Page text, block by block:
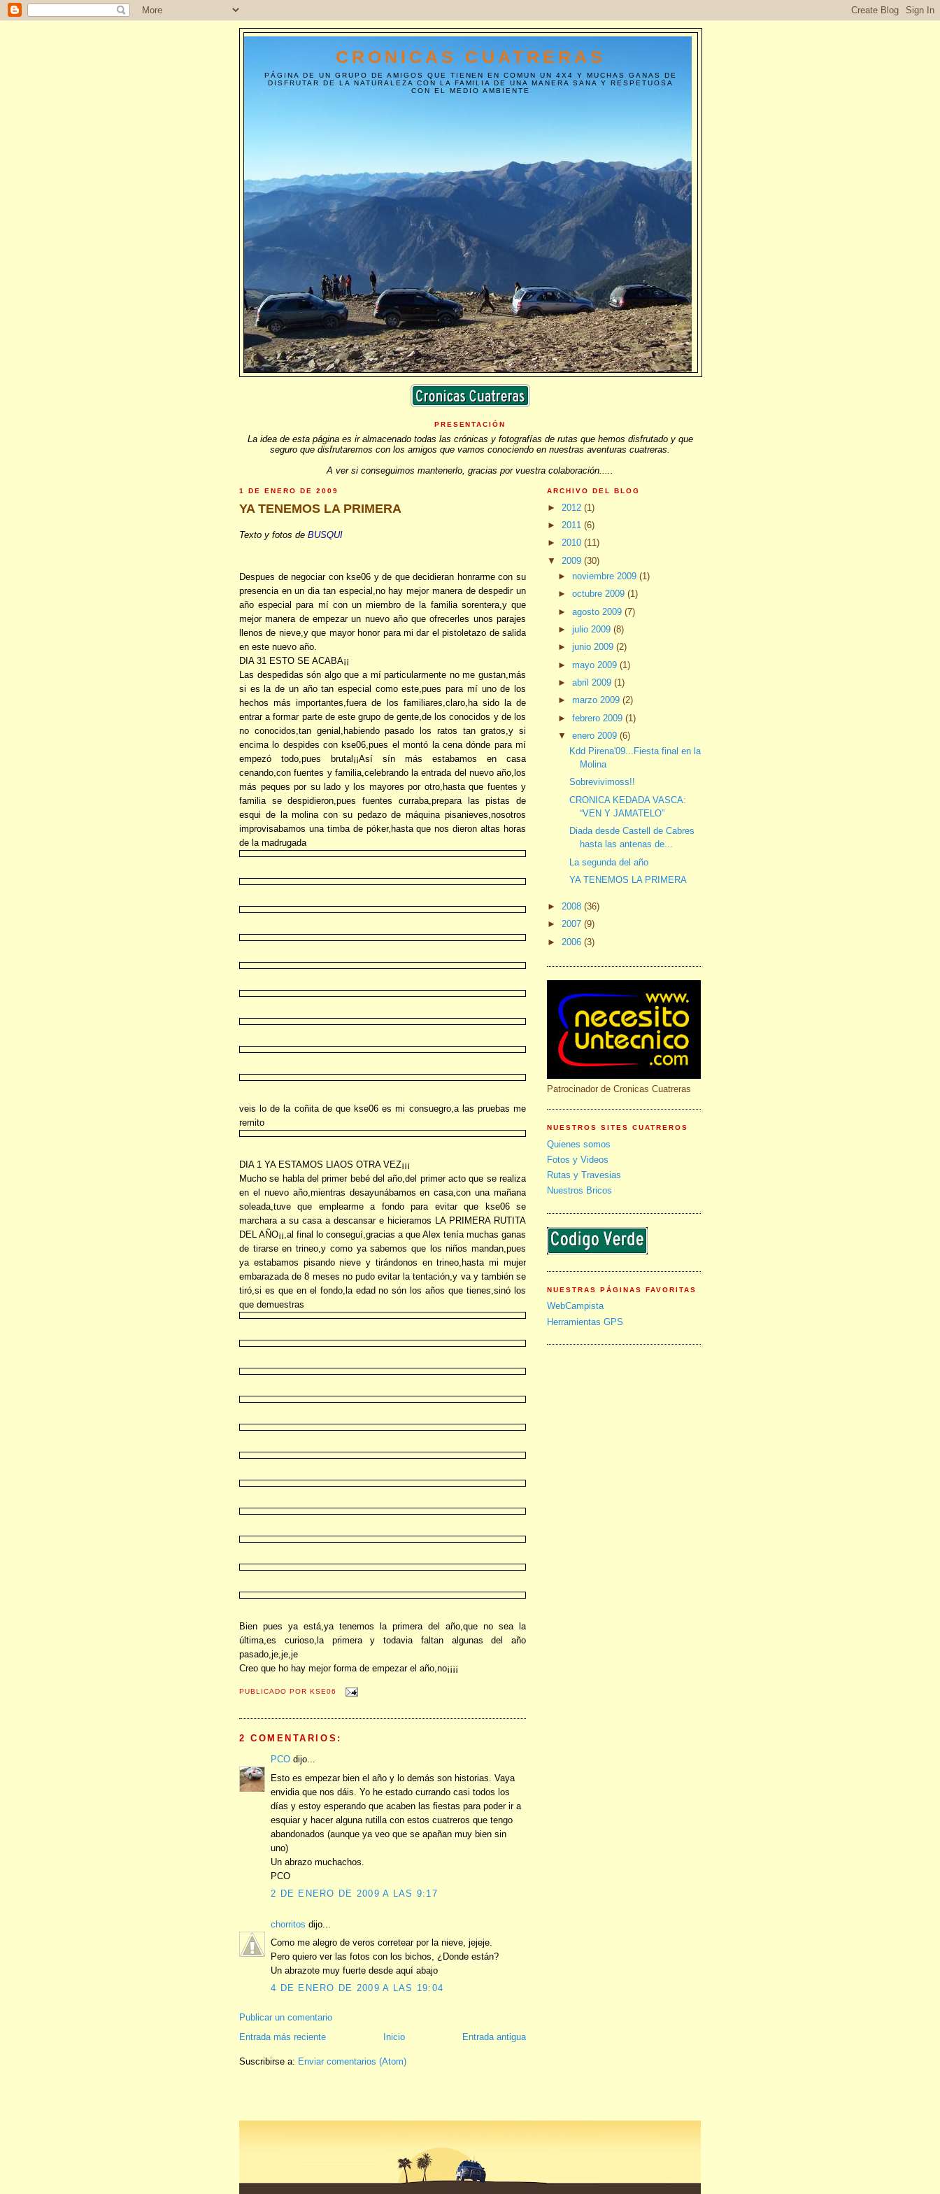
CRONICAS CUATRERAS
PÁGINA DE UN GRUPO DE AMIGOS QUE TIENEN EN COMUN UN 4X4 Y MUCHAS GANAS DE
DISFRUTAR DE LA NATURALEZA CON LA FAMILIA DE UNA MANERA SANA Y RESPETUOSA
CON EL MEDIO AMBIENTE
PRESENTACIÓN
La idea de esta página es ir almacenado todas las crónicas y fotografías de rutas que hemos disfrutado y que
seguro que disfrutaremos con los amigos que vamos conociendo en nuestras aventuras cuatreras.
A ver si conseguimos mantenerlo, gracias por vuestra colaboración.....
1 DE ENERO DE 2009
YA TENEMOS LA PRIMERA
Texto y fotos de BUSQUI
Despues de negociar con kse06 y de que decidieran honrarme con su
presencia en un dia tan especial,no hay mejor manera de despedir un
año especial para mí con un miembro de la familia sorentera,y que
mejor manera de empezar un nuevo año que ofrecerles unos parajes
llenos de nieve,y que mayor honor para mi dar el pistoletazo de salida
en este nuevo año.
DIA 31 ESTO SE ACABA¡¡
Las despedidas són algo que a mí particularmente no me gustan,más
si es la de un año tan especial como este,pues para mí uno de los
hechos más importantes,fuera de los familiares,claro,ha sido la de
entrar a formar parte de este grupo de gente,de los conocidos y de los
no conocidos,tan genial,habiendo pasado los ratos tan gratos,y si
encima lo despides con kse06,pues el montó la cena dónde para mí
empezó todo,pues brutal¡¡Así sín más estabamos en casa
cenando,con fuentes y familia,celebrando la entrada del nuevo año,los
más peques por su lado y los mayores por otro,hasta que fuentes y
familia se despidieron,pues fuentes curraba,prepara las pistas de
esqui de la molina con su pedazo de máquina pisanieves,nosotros
improvisabamos una timba de póker,hasta que nos dieron altas horas
de la madrugada
veis lo de la coñita de que kse06 es mi consuegro,a las pruebas me
remito
DIA 1 YA ESTAMOS LIAOS OTRA VEZ¡¡¡
Mucho se habla del primer bebé del año,del primer acto que se realiza
en el nuevo año,mientras desayunábamos en casa,con una mañana
soleada,tuve que emplearme a fondo para evitar que kse06 se
marchara a su casa a descansar e hicieramos LA PRIMERA RUTITA
DEL AÑO¡¡,al final lo conseguí,gracias a que Alex tenía muchas ganas
de tirarse en trineo,y como ya sabemos que los niños mandan,pues
ya estabamos pisando nieve y tirándonos en trineo,hasta mi mujer
embarazada de 8 meses no pudo evitar la tentación,y va y también se
tiró,si es que en el fondo,la edad no són los años que tienes,sinó los
que demuestras
Bien pues ya está,ya tenemos la primera del año,que no sea la
última,es curioso,la primera y todavia faltan algunas del año
pasado,je,je,je
Creo que ho hay mejor forma de empezar el año,no¡¡¡¡
PUBLICADO POR KSE06
2 COMENTARIOS:
PCO dijo...
Esto es empezar bien el año y lo demás son historias. Vaya
envidia que nos dáis. Yo he estado currando casi todos los
días y estoy esperando que acaben las fiestas para poder ir a
esquiar y hacer alguna rutilla con estos cuatreros que tengo
abandonados (aunque ya veo que se apañan muy bien sin
uno)
Un abrazo muchachos.
PCO
2 DE ENERO DE 2009 A LAS 9:17
chorritos dijo...
Como me alegro de veros corretear por la nieve, jejeje.
Pero quiero ver las fotos con los bichos, ¿Donde están?
Un abrazote muy fuerte desde aquí abajo
4 DE ENERO DE 2009 A LAS 19:04
Publicar un comentario
Entrada más reciente
Entrada antigua
Inicio
Suscribirse a: Enviar comentarios (Atom)
ARCHIVO DEL BLOG
► 2012 (1)
► 2011 (6)
► 2010 (11)
▼ 2009 (30)
►noviembre 2009(1)
►octubre 2009(1)
►agosto 2009(7)
►julio 2009(8)
►junio 2009(2)
►mayo 2009(1)
►abril 2009(1)
►marzo 2009(2)
►febrero 2009(1)
▼enero 2009(6)
Kdd Pirena'09...Fiesta final en la
Molina
Sobrevivimoss!!
CRONICA KEDADA VASCA:
“VEN Y JAMATELO”
Diada desde Castell de Cabres
hasta las antenas de...
La segunda del año
YA TENEMOS LA PRIMERA
► 2008 (36)
► 2007 (9)
► 2006 (3)
Patrocinador de Cronicas Cuatreras
NUESTROS SITES CUATREROS
Quienes somos
Fotos y Videos
Rutas y Travesias
Nuestros Bricos
NUESTRAS PÁGINAS FAVORITAS
WebCampista
Herramientas GPS